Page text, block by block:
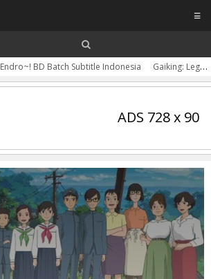
☰
Endro~! BD Batch Subtitle Indonesia Gaiking: Legend of Daiku-Maryu Batch Subtitle Indonesia
ADS 728 x 90